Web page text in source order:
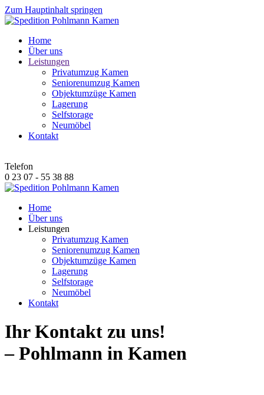
Zum Hauptinhalt springen
Home
Über uns
Leistungen
Privatumzug Kamen
Seniorenumzug Kamen
Objektumzüge Kamen
Lagerung
Selfstorage
Neumöbel
Kontakt
Telefon
0 23 07 - 55 38 88
Home
Über uns
Leistungen
Privatumzug Kamen
Seniorenumzug Kamen
Objektumzüge Kamen
Lagerung
Selfstorage
Neumöbel
Kontakt
Ihr Kontakt zu uns!
– Pohlmann in Kamen